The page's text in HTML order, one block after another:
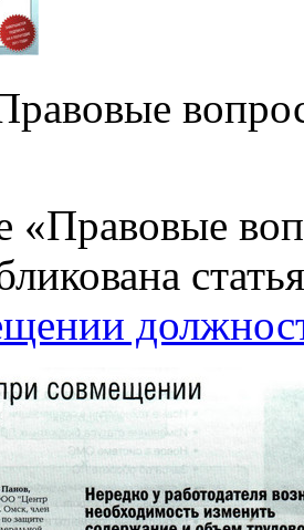
«Правовые